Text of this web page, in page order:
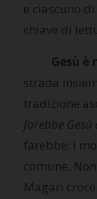
e ciascuno
chiave di
Gesù è
strada
tradizione
farebbe
farebbe: i
comune.
Magari